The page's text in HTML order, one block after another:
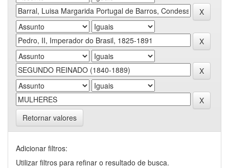
Retornar valores
Adicionar filtros:
Utilizar filtros para refinar o resultado de busca.